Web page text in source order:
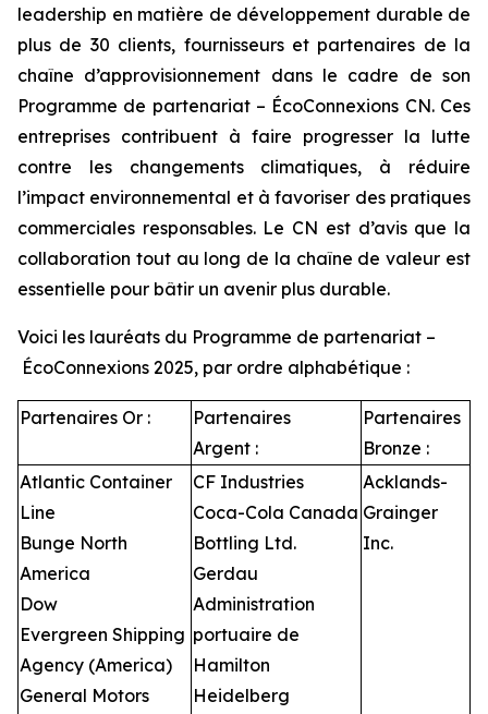
leadership en matière de développement durable de
plus de 30 clients, fournisseurs et partenaires de la
chaîne d’approvisionnement dans le cadre de son
Programme de partenariat – ÉcoConnexions CN. Ces
entreprises contribuent à faire progresser la lutte
contre les changements climatiques, à réduire
l’impact environnemental et à favoriser des pratiques
commerciales responsables. Le CN est d’avis que la
collaboration tout au long de la chaîne de valeur est
essentielle pour bâtir un avenir plus durable.
Voici les lauréats du Programme de partenariat –
ÉcoConnexions 2025, par ordre alphabétique :
Partenaires Or :
Partenaires
Argent :
Partenaires
Bronze :
Atlantic Container
Line
Bunge North
America
Dow
Evergreen Shipping
Agency (America)
General Motors
CF Industries
Coca-Cola Canada
Bottling Ltd.
Gerdau
Administration
portuaire de
Hamilton
Heidelberg
Acklands-
Grainger
Inc.